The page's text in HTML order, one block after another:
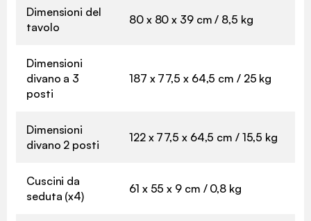
Dimensioni del
tavolo
80 x 80 x 39 cm / 8,5 kg
Dimensioni
divano a 3
posti
187 x 77,5 x 64,5 cm / 25 kg
Dimensioni
divano 2 posti
122 x 77,5 x 64,5 cm / 15,5 kg
Cuscini da
seduta (x4)
61 x 55 x 9 cm / 0,8 kg